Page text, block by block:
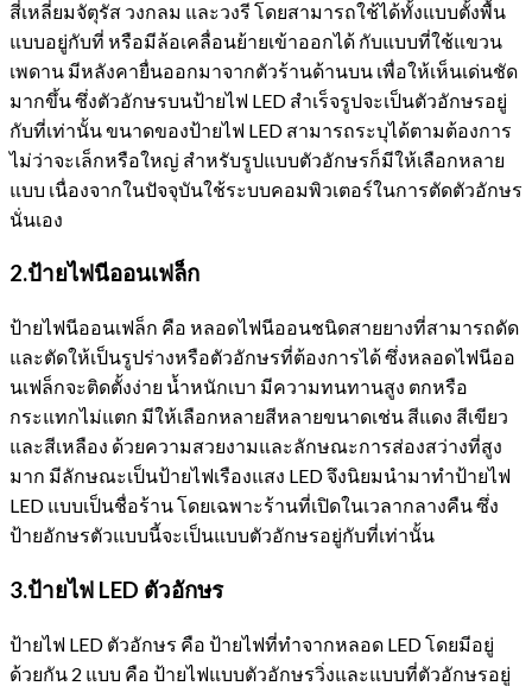
สี่เหลี่ยมจัตุรัส วงกลม และวงรี โดยสามารถใช้ได้ทั้งแบบตั้งพื้น
แบบอยู่กับที่ หรือมีล้อเคลื่อนย้ายเข้าออกได้ กับแบบที่ใช้แขวน
เพดาน มีหลังคายื่นออกมาจากตัวร้านด้านบน เพื่อให้เห็นเด่นชัด
มากขึ้น ซึ่งตัวอักษรบนป้ายไฟ LED สำเร็จรูปจะเป็นตัวอักษรอยู่
กับที่เท่านั้น ขนาดของป้ายไฟ LED สามารถระบุได้ตามต้องการ
ไม่ว่าจะเล็กหรือใหญ่ สำหรับรูปแบบตัวอักษรก็มีให้เลือกหลาย
แบบ เนื่องจากในปัจจุบันใช้ระบบคอมพิวเตอร์ในการตัดตัวอักษร
นั่นเอง
2.ป้ายไฟนีออนเฟล็ก
ป้ายไฟนีออนเฟล็ก คือ หลอดไฟนีออนชนิดสายยางที่สามารถดัด
และตัดให้เป็นรูปร่างหรือตัวอักษรที่ต้องการได้ ซึ่งหลอดไฟนีออ
นเฟล็กจะติดตั้งง่าย น้ำหนักเบา มีความทนทานสูง ตกหรือ
กระแทกไม่แตก มีให้เลือกหลายสีหลายขนาดเช่น สีแดง สีเขียว
และสีเหลือง ด้วยความสวยงามและลักษณะการส่องสว่างที่สูง
มาก มีลักษณะเป็นป้ายไฟเรืองแสง LED จึงนิยมนำมาทำป้ายไฟ
LED แบบเป็นชื่อร้าน โดยเฉพาะร้านที่เปิดในเวลากลางคืน ซึ่ง
ป้ายอักษรตัวแบบนี้จะเป็นแบบตัวอักษรอยู่กับที่เท่านั้น
3.ป้ายไฟ LED ตัวอักษร
ป้ายไฟ LED ตัวอักษร คือ ป้ายไฟที่ทำจากหลอด LED โดยมีอยู่
ด้วยกัน 2 แบบ คือ ป้ายไฟแบบตัวอักษรวิ่งและแบบที่ตัวอักษรอยู่